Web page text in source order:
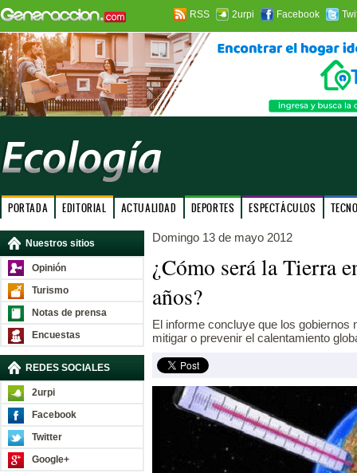
RSS 2urpi Facebook
PORTADA EDITORIAL ACTUALIDAD DEPORTES ESPECTÁCULOS
Nuestros sitios
Opinión
Turismo
Notas de prensa
Encuestas
REDES SOCIALES
2urpi
Facebook
Twitter
Google+
Domingo 13 de mayo 2012
¿Cómo será la Tierra
años?
El informe concluye que los gobiernos
mitigar o prevenir el calentamiento